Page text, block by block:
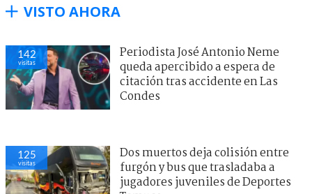
VISTO AHORA
142
visitas
Periodista José Antonio Neme
queda apercibido a espera de
citación tras accidente en Las
Condes
125
visitas
Dos muertos deja colisión entre
furgón y bus que trasladaba a
jugadores juveniles de Deportes